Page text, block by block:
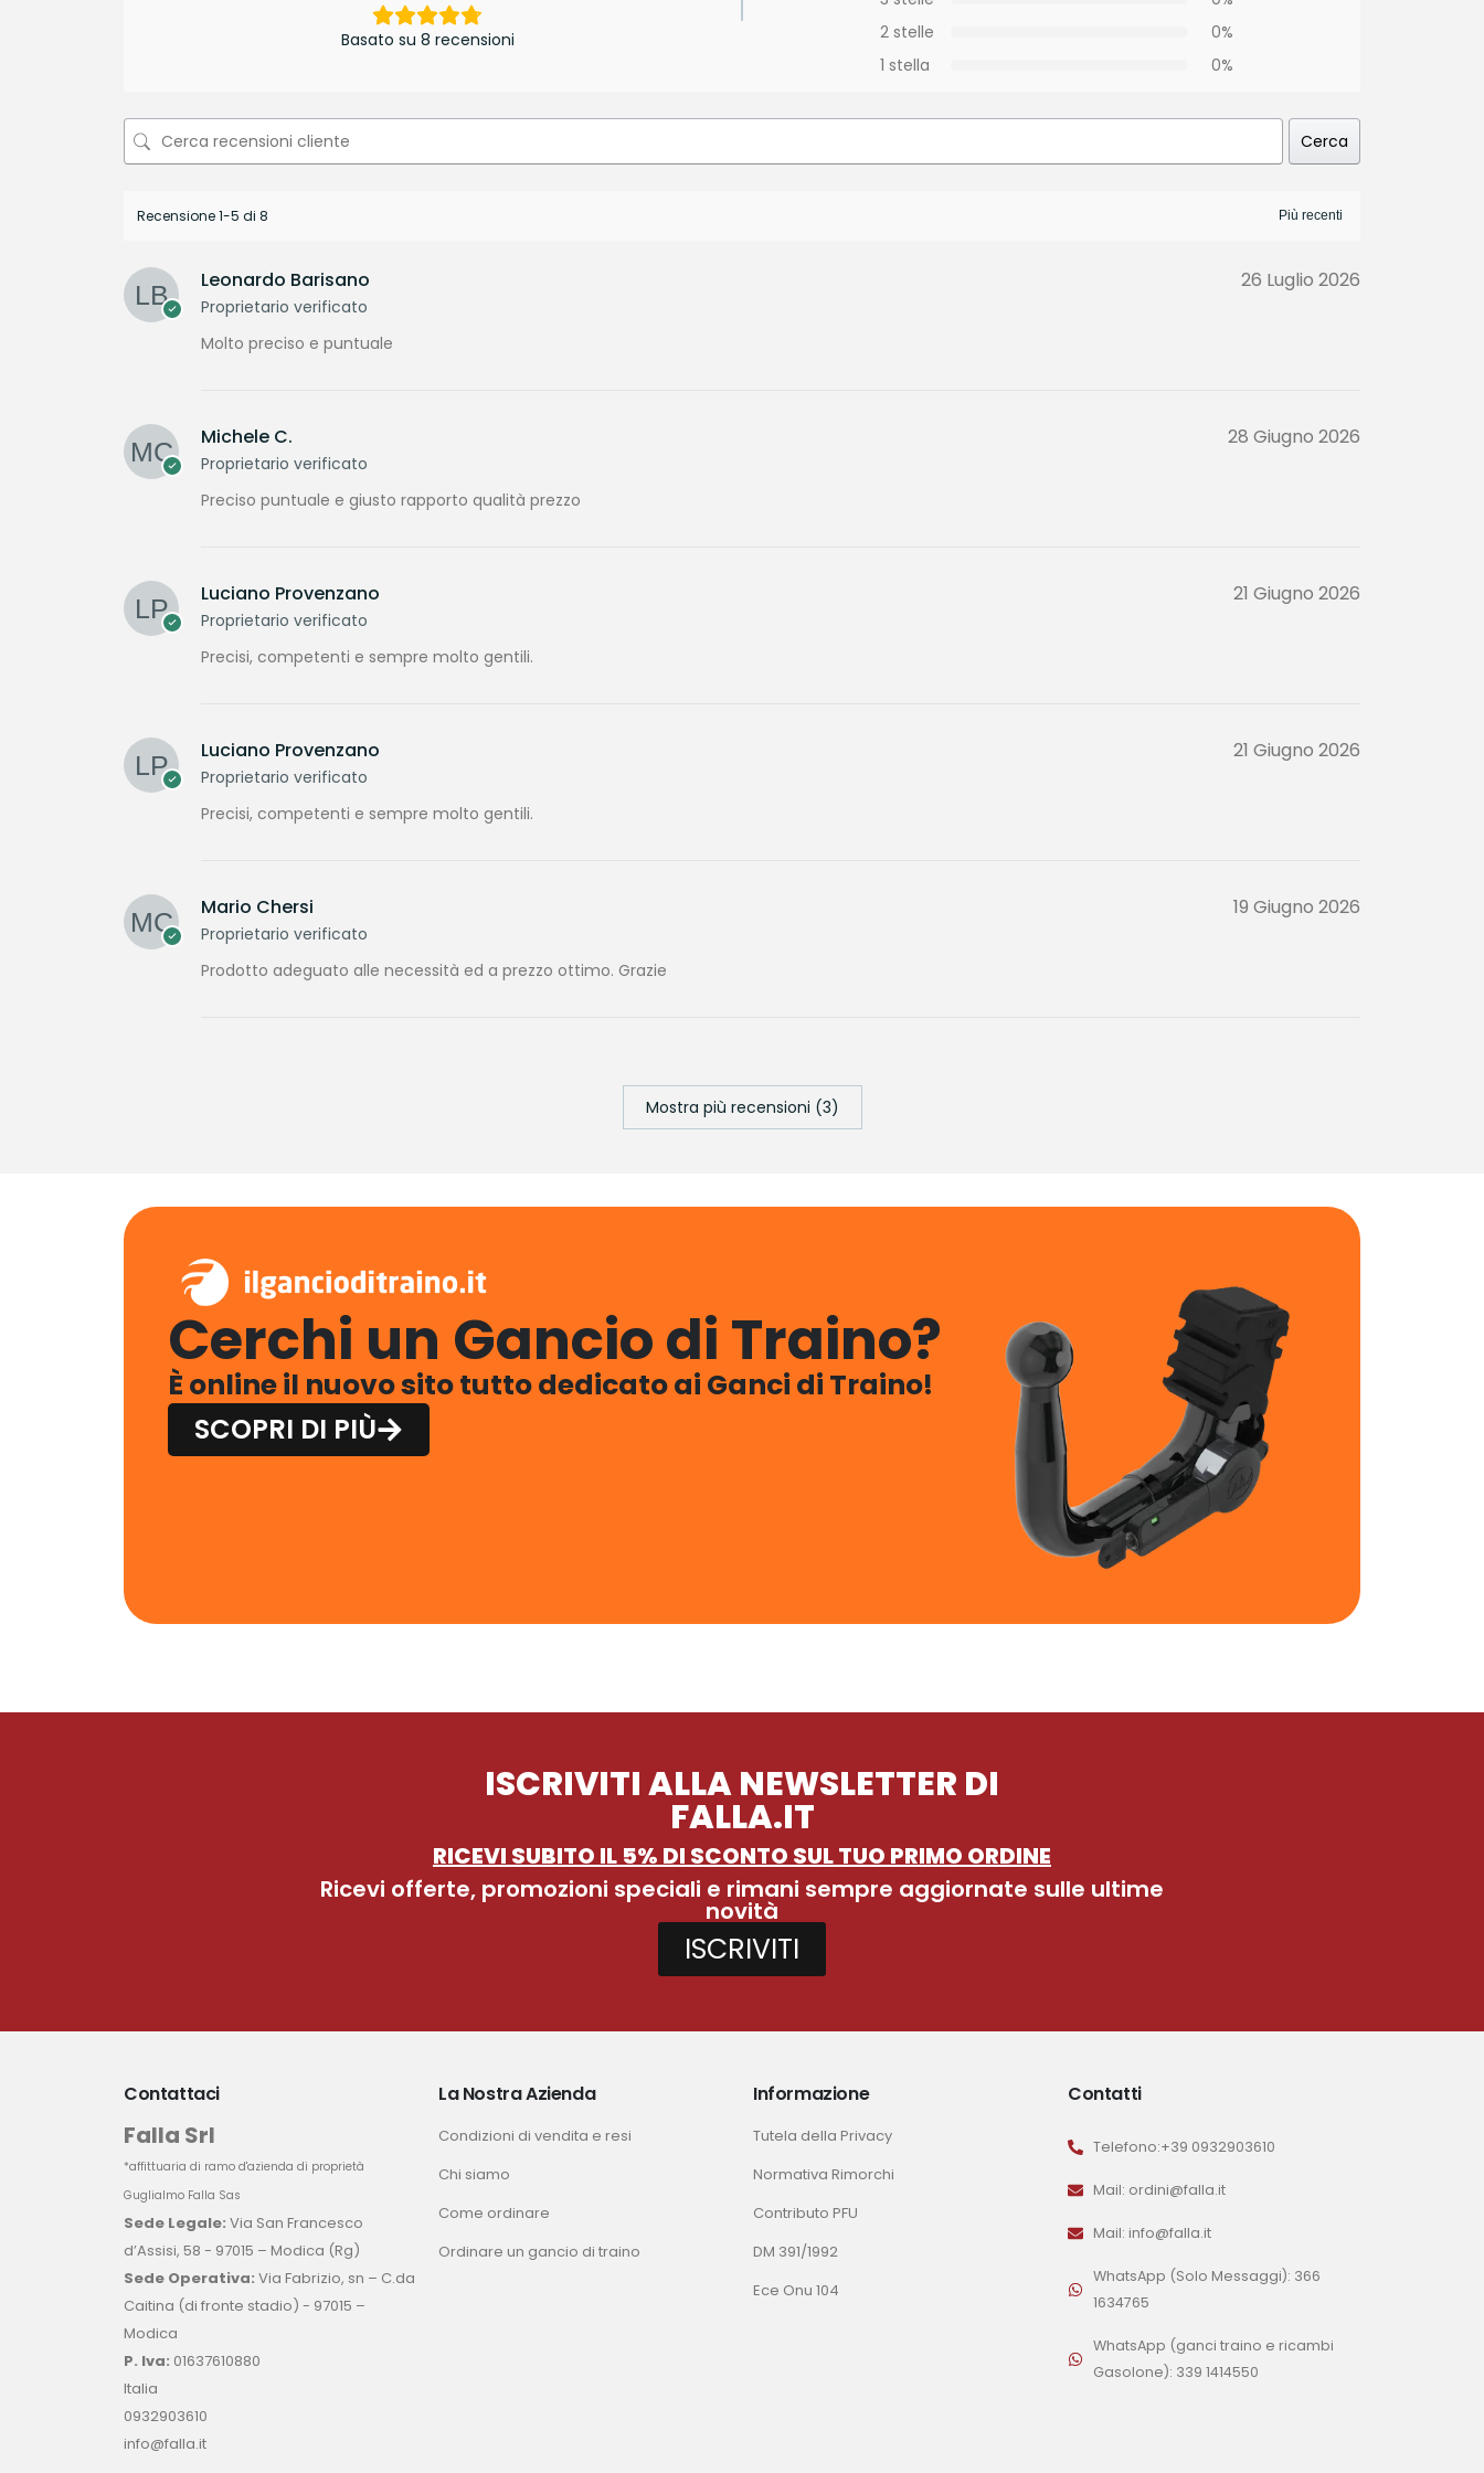
Basato su 8 recensioni
2 stelle
0%
1 stella
0%
Cerca
Recensione 1-5 di 8
Leonardo Barisano
Proprietario verificato
26 Luglio 2026
Molto preciso e puntuale
Michele C.
Proprietario verificato
28 Giugno 2026
Preciso puntuale e giusto rapporto qualità prezzo
Luciano Provenzano
Proprietario verificato
21 Giugno 2026
Precisi, competenti e sempre molto gentili.
Luciano Provenzano
Proprietario verificato
21 Giugno 2026
Precisi, competenti e sempre molto gentili.
Mario Chersi
Proprietario verificato
19 Giugno 2026
Prodotto adeguato alle necessità ed a prezzo ottimo. Grazie
Mostra più recensioni (3)
Cerchi un Gancio di Traino?
È online il nuovo sito tutto dedicato ai Ganci di Traino!
SCOPRI DI PIÙ
ISCRIVITI ALLA NEWSLETTER DI
FALLA.IT
RICEVI SUBITO IL 5% DI SCONTO SUL TUO PRIMO ORDINE
Ricevi offerte, promozioni speciali e rimani sempre aggiornate sulle ultime
novità
ISCRIVITI
Contattaci
Falla Srl
*affittuaria di ramo d'azienda di proprietà
Guglialmo Falla Sas
Sede Legale: Via San Francesco
d’Assisi, 58 - 97015 – Modica (Rg)
Sede Operativa: Via Fabrizio, sn – C.da
Caitina (di fronte stadio) - 97015 –
Modica
P. Iva: 01637610880
Italia
0932903610
info@falla.it
La Nostra Azienda
Condizioni di vendita e resi
Chi siamo
Come ordinare
Ordinare un gancio di traino
Informazione
Tutela della Privacy
Normativa Rimorchi
Contributo PFU
DM 391/1992
Ece Onu 104
Contatti
Telefono:+39 0932903610
Mail: ordini@falla.it
Mail: info@falla.it
WhatsApp (Solo Messaggi): 366
1634765
WhatsApp (ganci traino e ricambi
Gasolone): 339 1414550